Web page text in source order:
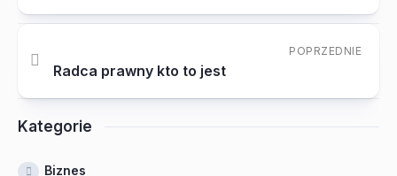
POPRZEDNIE
Radca prawny kto to jest
Kategorie
Biznes